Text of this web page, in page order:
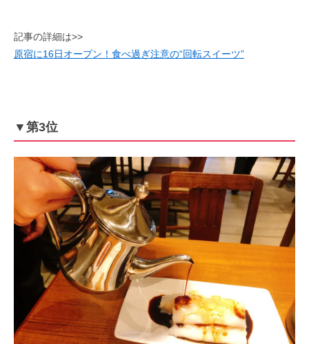
記事の詳細は>>
原宿に16日オープン！食べ過ぎ注意の“回転スイーツ”
▼第3位